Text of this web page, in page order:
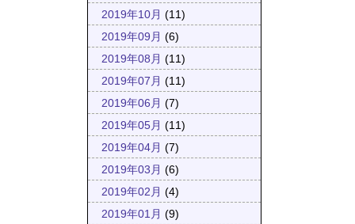
2019年10月 (11)
2019年09月 (6)
2019年08月 (11)
2019年07月 (11)
2019年06月 (7)
2019年05月 (11)
2019年04月 (7)
2019年03月 (6)
2019年02月 (4)
2019年01月 (9)